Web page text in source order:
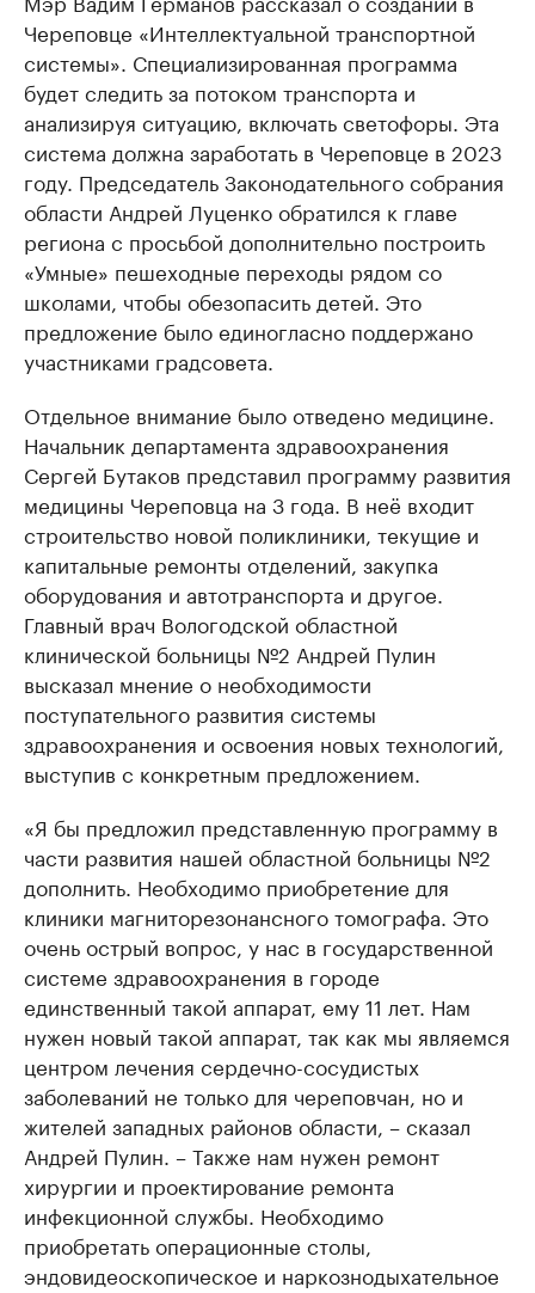
Череповце «Интеллектуальной транспортной
системы». Специализированная программа
будет следить за потоком транспорта и
анализируя ситуацию, включать светофоры. Эта
система должна заработать в Череповце в 2023
году. Председатель Законодательного собрания
области Андрей Луценко обратился к главе
региона с просьбой дополнительно построить
«Умные» пешеходные переходы рядом со
школами, чтобы обезопасить детей. Это
предложение было единогласно поддержано
участниками градсовета.
Отдельное внимание было отведено медицине.
Начальник департамента здравоохранения
Сергей Бутаков представил программу развития
медицины Череповца на 3 года. В неё входит
строительство новой поликлиники, текущие и
капитальные ремонты отделений, закупка
оборудования и автотранспорта и другое.
Главный врач Вологодской областной
клинической больницы №2 Андрей Пулин
высказал мнение о необходимости
поступательного развития системы
здравоохранения и освоения новых технологий,
выступив с конкретным предложением.
«Я бы предложил представленную программу в
части развития нашей областной больницы №2
дополнить. Необходимо приобретение для
клиники магниторезонансного томографа. Это
очень острый вопрос, у нас в государственной
системе здравоохранения в городе
единственный такой аппарат, ему 11 лет. Нам
нужен новый такой аппарат, так как мы являемся
центром лечения сердечно-сосудистых
заболеваний не только для череповчан, но и
жителей западных районов области, – сказал
Андрей Пулин. – Также нам нужен ремонт
хирургии и проектирование ремонта
инфекционной службы. Необходимо
приобретать операционные столы,
эндовидеоскопическое и наркознодыхательное